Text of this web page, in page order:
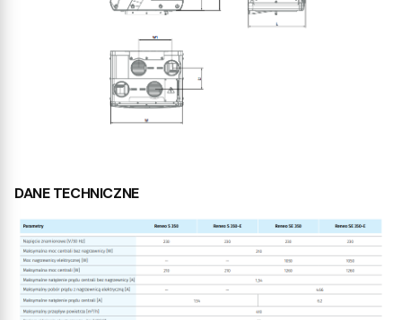
DANE TECHNICZNE